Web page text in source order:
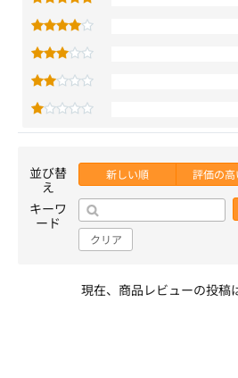
並び替
え
新しい順 評価の
キーワ
ード
クリア
現在、商品レビューの投稿